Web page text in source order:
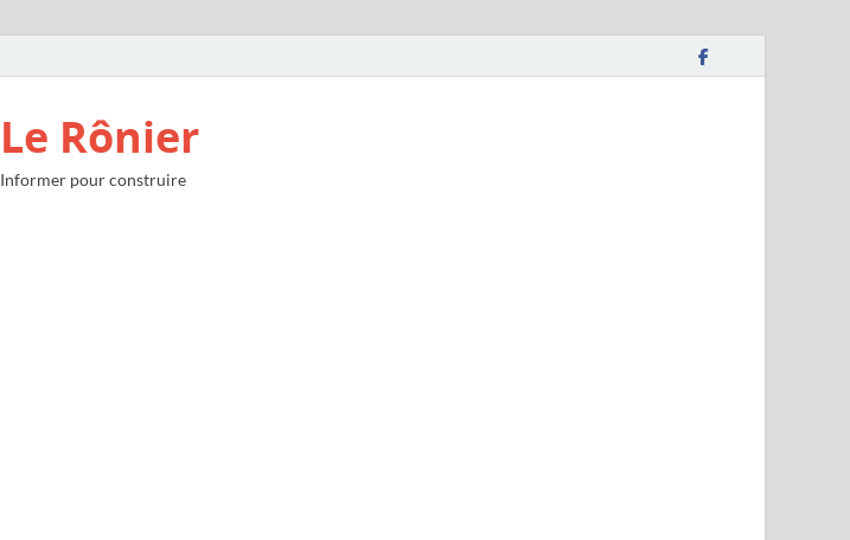
Le Rônier
Informer pour construire